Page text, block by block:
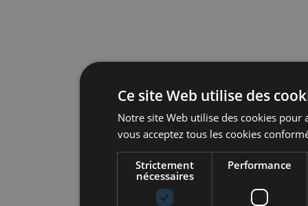
Ce site Web utilise des
Notre site Web utilise des cookies
vous acceptez tous les cookies
Strictement
nécessaires
Performance